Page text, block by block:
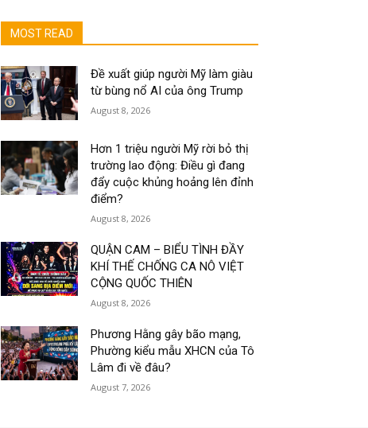
MOST READ
Đề xuất giúp người Mỹ làm giàu
từ bùng nổ AI của ông Trump
August 8, 2026
Hơn 1 triệu người Mỹ rời bỏ thị
trường lao động: Điều gì đang
đẩy cuộc khủng hoảng lên đỉnh
điểm?
August 8, 2026
QUẬN CAM – BIỂU TÌNH ĐẦY
KHÍ THẾ CHỐNG CA NÔ VIỆT
CỘNG QUỐC THIÊN
August 8, 2026
Phương Hằng gây bão mạng,
Phường kiểu mẫu XHCN của Tô
Lâm đi về đâu?
August 7, 2026